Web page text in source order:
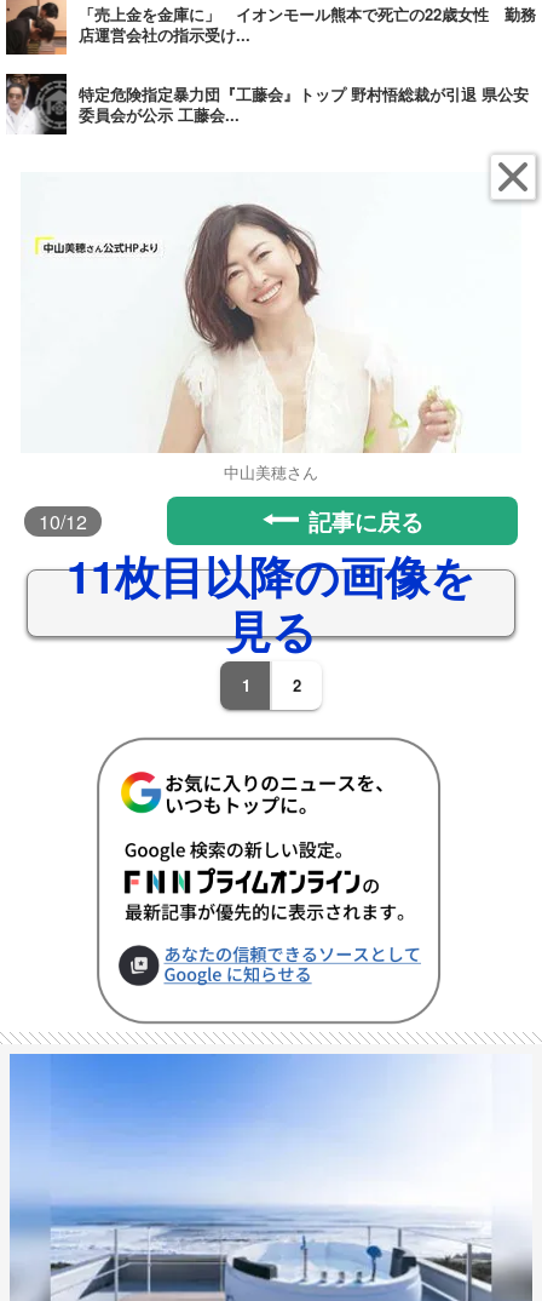
「売上金を金庫に」 イオンモール熊本で死亡の22歳女性 勤務
店運営会社の指示受け...
特定危険指定暴力団『工藤会』トップ 野村悟総裁が引退 県公安
委員会が公示 工藤会...
中山美穂さん
10/12 記事に戻る
11枚目以降の画像を
見る
1 2